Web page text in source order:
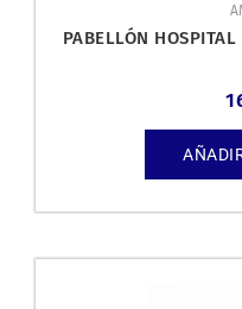
PABELLÓN